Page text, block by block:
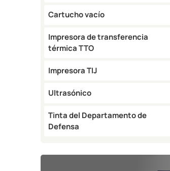
Cartucho vacío
Impresora de transferencia
térmica TTO
Impresora TIJ
Ultrasónico
Tinta del Departamento de
Defensa